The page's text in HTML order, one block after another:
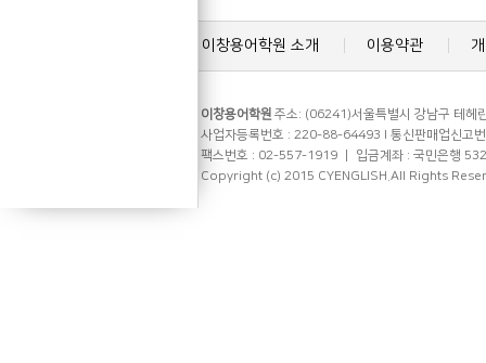
이창용어학원 소개 이용약관
이창용어학원 주소: (06241)서울특별시 강남구 테헤
사업자등록번호 : 220-88-64493 l 통신판매업신고
팩스번호 : 02-557-1919 ㅣ 입금계좌 : 국민은행
Copyright (c) 2015 CYENGLISH.All Rights